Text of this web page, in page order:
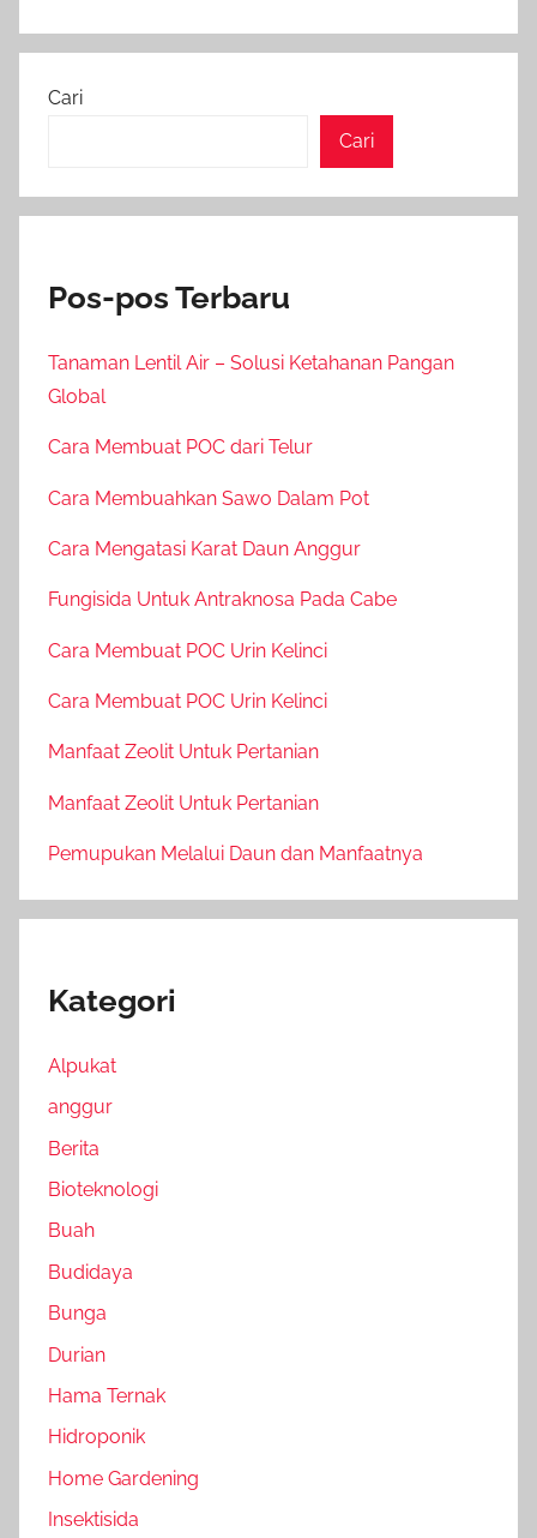
Cari
Cari
Pos-pos Terbaru
Tanaman Lentil Air – Solusi Ketahanan Pangan
Global
Cara Membuat POC dari Telur
Cara Membuahkan Sawo Dalam Pot
Cara Mengatasi Karat Daun Anggur
Fungisida Untuk Antraknosa Pada Cabe
Cara Membuat POC Urin Kelinci
Cara Membuat POC Urin Kelinci
Manfaat Zeolit Untuk Pertanian
Manfaat Zeolit Untuk Pertanian
Pemupukan Melalui Daun dan Manfaatnya
Kategori
Alpukat
anggur
Berita
Bioteknologi
Buah
Budidaya
Bunga
Durian
Hama Ternak
Hidroponik
Home Gardening
Insektisida